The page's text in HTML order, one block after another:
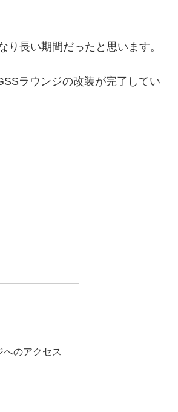
長い期間だったと思います。
ラウンジの改装が完了してい
のアクセス